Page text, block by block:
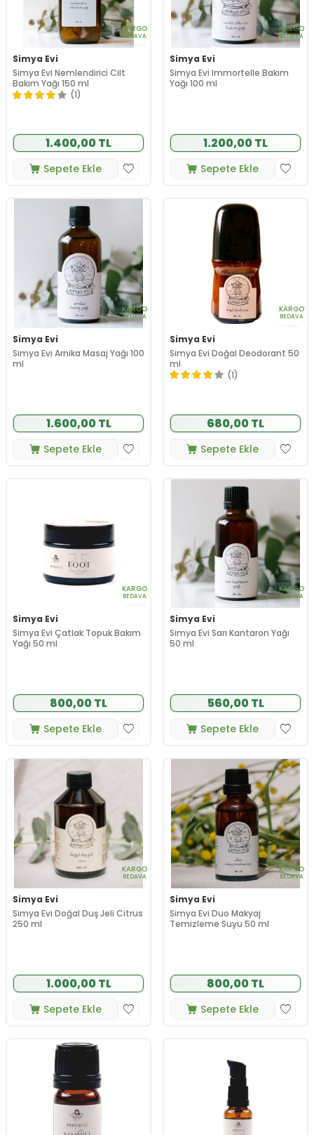
KARGO
BEDAVA
Simya Evi
Simya Evi Nemlendirici Cilt
Bakım Yağı 150 ml
(1)
1.400,00 TL
Sepete Ekle
KARGO
BEDAVA
Simya Evi
Simya Evi Immortelle Bakım
Yağı 100 ml
1.200,00 TL
Sepete Ekle
KARGO
BEDAVA
Simya Evi
Simya Evi Arnika Masaj Yağı 100
ml
1.600,00 TL
Sepete Ekle
KARGO
BEDAVA
Simya Evi
Simya Evi Doğal Deodorant 50
ml
(1)
680,00 TL
Sepete Ekle
KARGO
BEDAVA
Simya Evi
Simya Evi Çatlak Topuk Bakım
Yağı 50 ml
800,00 TL
Sepete Ekle
KARGO
BEDAVA
Simya Evi
Simya Evi Sarı Kantaron Yağı
50 ml
560,00 TL
Sepete Ekle
KARGO
BEDAVA
Simya Evi
Simya Evi Doğal Duş Jeli Citrus
250 ml
1.000,00 TL
Sepete Ekle
KARGO
BEDAVA
Simya Evi
Simya Evi Duo Makyaj
Temizleme Suyu 50 ml
800,00 TL
Sepete Ekle